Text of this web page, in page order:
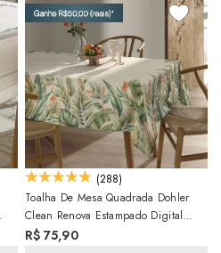
(288)
Toalha De Mesa Quadrada Dohler
Clean Renova Estampado Digital
Hércules 4 Lugares 1,40m X 1,40m
R$ 75,90